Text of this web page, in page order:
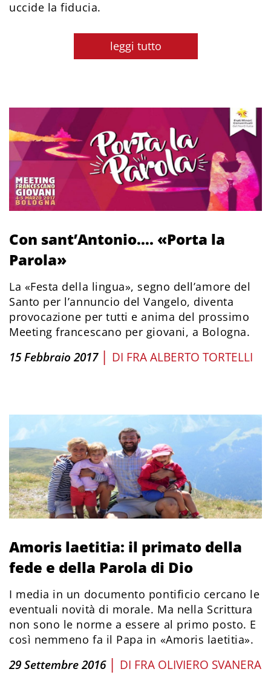
uccide la fiducia.
leggi tutto
Con sant’Antonio…. «Porta la
Parola»
La «Festa della lingua», segno dell’amore del
Santo per l’annuncio del Vangelo, diventa
provocazione per tutti e anima del prossimo
Meeting francescano per giovani, a Bologna.
15 Febbraio 2017 | DI FRA ALBERTO TORTELLI
Amoris laetitia: il primato della
fede e della Parola di Dio
I media in un documento pontificio cercano le
eventuali novità di morale. Ma nella Scrittura
non sono le norme a essere al primo posto. E
così nemmeno fa il Papa in «Amoris laetitia».
29 Settembre 2016 | DI FRA OLIVIERO SVANERA